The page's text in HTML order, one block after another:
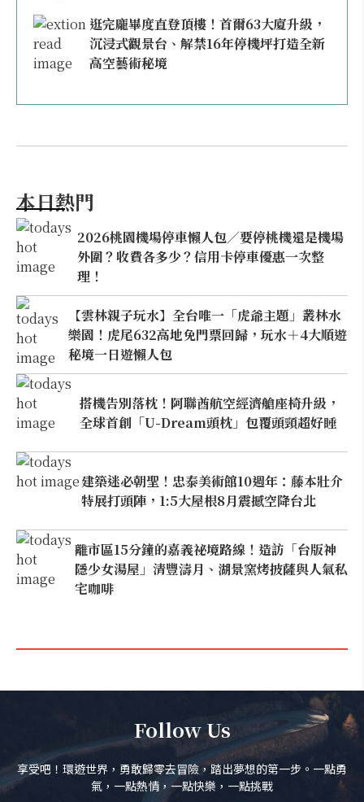
逛完龐畢度直登頂樓！首爾63大廈升級，
沉浸式觀景台、解禁16年停機坪打造全新
高空藝術秘境
本日熱門
2026桃園機場停車懶人包／要停桃機還是機場
外圍？收費各多少？信用卡停車優惠一次整
理！
【雲林親子玩水】全台唯一「虎爺主題」叢林水
樂園！虎尾632高地免門票回歸，玩水＋4大順遊
秘境一日遊懶人包
搭機告別落枕！阿聯酋航空經濟艙座椅升級，
全球首創「U-Dream頭枕」包覆頭頸超好睡
建築迷必朝聖！忠泰美術館10週年：藤本壯介
特展打頭陣，1:5大屋根8月震撼空降台北
離市區15分鐘的嘉義祕境路線！造訪「台版神
隱少女湯屋」清豐濤月、湖景窯烤披薩與人氣私
宅咖啡
Follow Us
享受吧！環遊世界，勇敢歸零去冒險，踏出夢想的第一步。一點勇
氣，一點熱情，一點快樂，一點挑戰